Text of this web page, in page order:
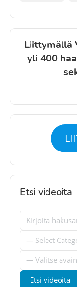
Liittymällä
yli 400
Etsi videoita